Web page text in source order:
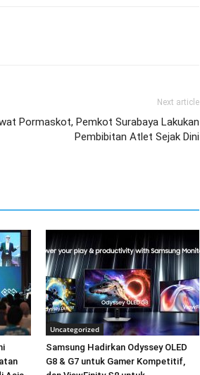
Next article
Pormaskot, Pemkot Surabaya Lakukan
Pembibitan Atlet Sejak Dini
Uncategorized
Samsung Hadirkan Odyssey OLED
G8 & G7 untuk Gamer Kompetitif,